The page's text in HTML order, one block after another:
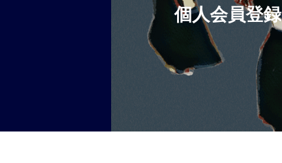
個人会員登録